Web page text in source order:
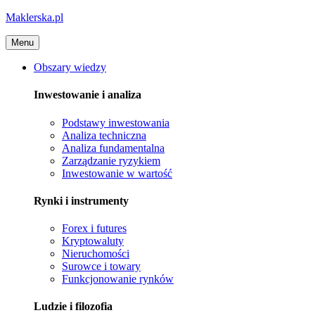
Maklerska.pl
Menu
Obszary wiedzy
Inwestowanie i analiza
Podstawy inwestowania
Analiza techniczna
Analiza fundamentalna
Zarządzanie ryzykiem
Inwestowanie w wartość
Rynki i instrumenty
Forex i futures
Kryptowaluty
Nieruchomości
Surowce i towary
Funkcjonowanie rynków
Ludzie i filozofia